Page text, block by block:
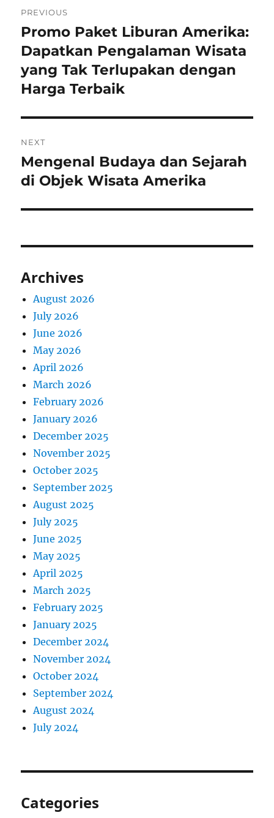
navigation
PREVIOUS
Previous
post:
Promo Paket Liburan Amerika:
Dapatkan Pengalaman Wisata
yang Tak Terlupakan dengan
Harga Terbaik
NEXT
Next
post:
Mengenal Budaya dan Sejarah
di Objek Wisata Amerika
Archives
August 2026
July 2026
June 2026
May 2026
April 2026
March 2026
February 2026
January 2026
December 2025
November 2025
October 2025
September 2025
August 2025
July 2025
June 2025
May 2025
April 2025
March 2025
February 2025
January 2025
December 2024
November 2024
October 2024
September 2024
August 2024
July 2024
Categories